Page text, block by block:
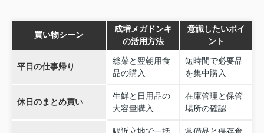
買い物シーン
成増メガドンキ
の活用方法
意識したいポイ
ント
平日の仕事帰り
総菜と翌朝用食
品の購入
短時間で必要品
を集中購入
休日のまとめ買い
生鮮と日用品の
大容量購入
在庫管理と保管
場所の確認